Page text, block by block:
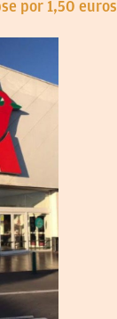
por 1,50 euros